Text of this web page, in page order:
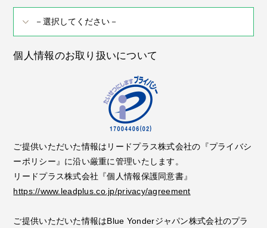
個人情報のお取り扱いについて
ご提供いただいた情報はリードプラス株式会社の『プライバシ
ーポリシー』に沿い厳重に管理いたします。
リードプラス株式会社『個人情報保護同意書』
https://www.leadplus.co.jp/privacy/agreement
ご提供いただいた情報はBlue Yonderジャパン株式会社のプラ